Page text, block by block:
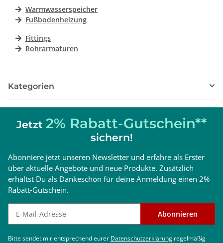
Warmwasserspeicher
Fußbodenheizung
Fittings
Rohrarmaturen
Kategorien
Jetzt 2% Rabatt-Gutschein**
sichern!
Abonniere jetzt unseren Newsletter und erfahre als Erster
über aktuelle Angebote und neue Produkte. Zusätzlich
erhältst Du als Dankeschön für deine Anmeldung einen 2%
Rabatt-Gutschein.
Newsletter abonnieren Abonnieren
Bitte sendet mir entsprechend eurer Datenschutzerklärung regelmäßig